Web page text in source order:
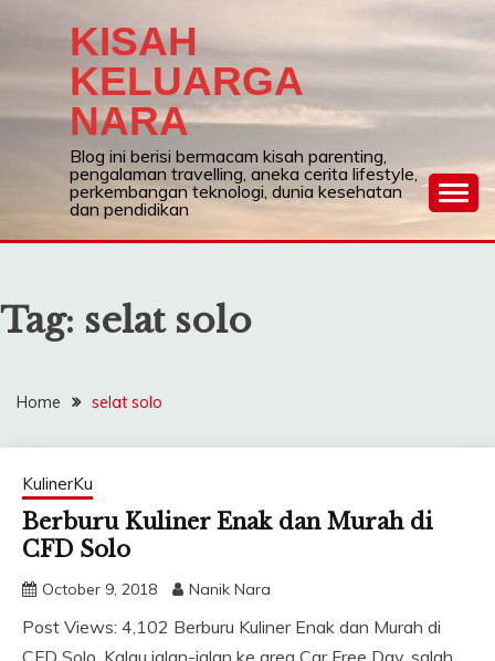
KISAH
KELUARGA
NARA
Blog ini berisi bermacam kisah parenting,
pengalaman travelling, aneka cerita lifestyle,
perkembangan teknologi, dunia kesehatan
dan pendidikan
Tag: selat solo
Home selat solo
KulinerKu
Berburu Kuliner Enak dan Murah di
CFD Solo
October 9, 2018 Nanik Nara
Post Views: 4,102 Berburu Kuliner Enak dan Murah di